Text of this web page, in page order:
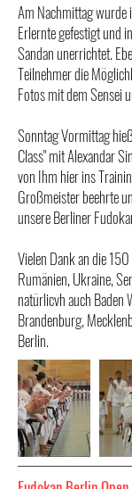
Am Nachmittag wurde
Erlernte gefestigt und
Sandan unerrichtet.
Teilnehmer die
Fotos mit dem Sensei
Sonntag Vormittag
Class" mit Alexandar
von Ihm hier ins
Großmeister beehrte
unsere Berliner
Vielen Dank an die
Rumänien, Ukraine,
natürlicvh auch Baden
Brandenburg,
Berlin.